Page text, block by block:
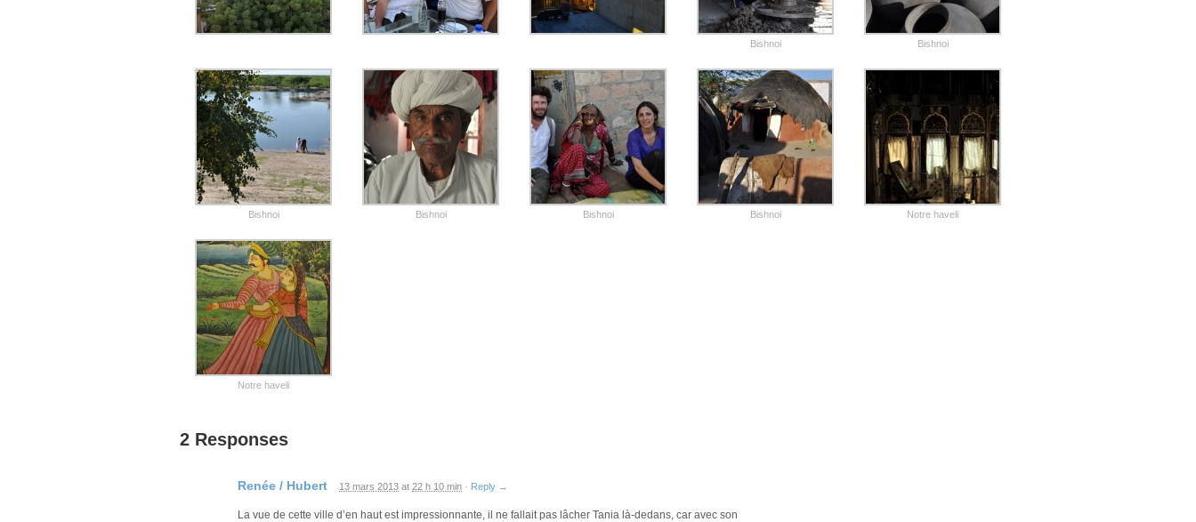
Bishnoi Bishnoi
Bishnoi Bishnoi Bishnoi Bishnoi Notre haveli
Notre haveli
2 Responses
Renée / Hubert 13 mars 2013 at 22 h 10 min · Reply →
La vue de cette ville d’en haut est impressionnante, il ne fallait pas lâcher Tania là-dedans, car avec son